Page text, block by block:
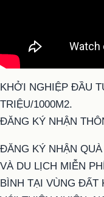
KHỞI NGHIỆP ĐẦU
TRIỆU/1000M2.
ĐĂNG KÝ NHẬN
ĐĂNG KÝ NHẬN
VÀ DU LỊCH MIỄN
BÌNH TẠI VÙNG